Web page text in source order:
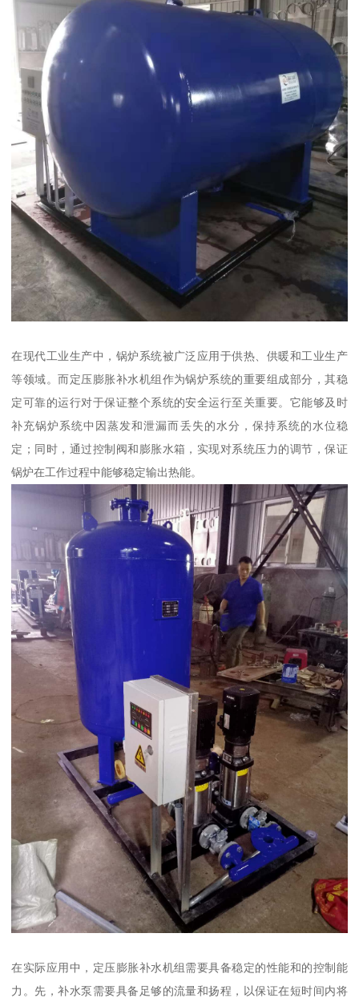
在现代工业生产中，锅炉系统被广泛应用于供热、供暖和工业生产
等领域。而定压膨胀补水机组作为锅炉系统的重要组成部分，其稳
定可靠的运行对于保证整个系统的安全运行至关重要。它能够及时
补充锅炉系统中因蒸发和泄漏而丢失的水分，保持系统的水位稳
定；同时，通过控制阀和膨胀水箱，实现对系统压力的调节，保证
锅炉在工作过程中能够稳定输出热能。
在实际应用中，定压膨胀补水机组需要具备稳定的性能和的控制能
力。先，补水泵需要具备足够的流量和扬程，以保证在短时间内将